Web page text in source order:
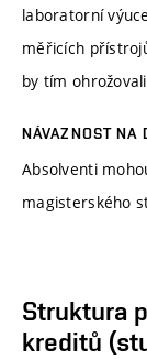
laboratorní
měřicích
by tím
NÁVAZNOST NA
Absolventi
magisterského
Struktura
kreditů